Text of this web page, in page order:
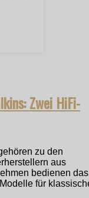
Zwei HiFi-
zu den
aus
bedienen das
für